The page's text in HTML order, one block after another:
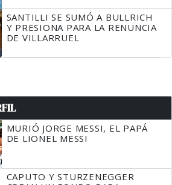
SANTILLI SE SUMÓ A BULLRICH
Y PRESIONA PARA LA RENUNCIA
DE VILLARRUEL
MURIÓ JORGE MESSI, EL PAPÁ
DE LIONEL MESSI
CAPUTO Y STURZENEGGER